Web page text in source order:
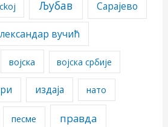
Љубав Сарајево
вучић
војска војска србије
издаја нато
песме правда